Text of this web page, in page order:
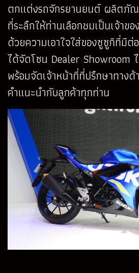
ตกแต่งรถจักรยานยนต์ ผลิตภั
ที่ระลึกให้ท่านเลือกชมเป็นเจ้าข
ด้วยความเอาใจใส่ของซูซูกิที่มี
ได้จัดโซน Dealer Showroom
พร้อมจัดเจ้าหน้าที่ที่ปรึกษาทาง
คำแนะนำกับลูกค้าทุกท่าน